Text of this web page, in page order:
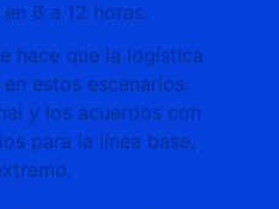
6 a 12 horas.
hace que la logística
estos escenarios:
y los acuerdos con
para la línea base,